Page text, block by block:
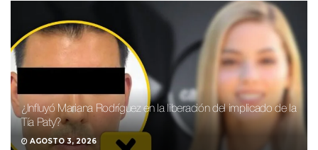
¿Influyó Mariana Rodríguez en la liberación del implicado de la
Tía Paty?
AGOSTO 3, 2026